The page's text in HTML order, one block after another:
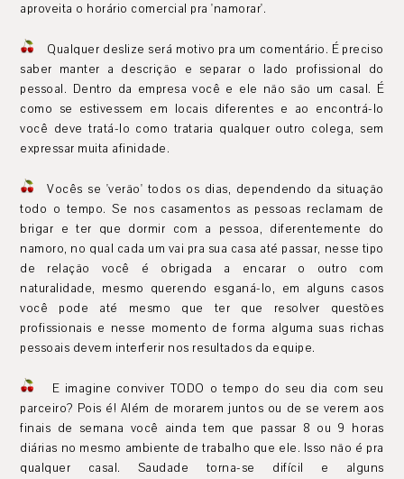
aproveita o horário comercial pra 'namorar'.
Qualquer deslize será motivo pra um comentário. É preciso
saber manter a descrição e separar o lado profissional do
pessoal. Dentro da empresa você e ele não são um casal. É
como se estivessem em locais diferentes e ao encontrá-lo
você deve tratá-lo como trataria qualquer outro colega, sem
expressar muita afinidade.
Vocês se 'verão' todos os dias, dependendo da situação
todo o tempo. Se nos casamentos as pessoas reclamam de
brigar e ter que dormir com a pessoa, diferentemente do
namoro, no qual cada um vai pra sua casa até passar, nesse tipo
de relação você é obrigada a encarar o outro com
naturalidade, mesmo querendo esganá-lo, em alguns casos
você pode até mesmo que ter que resolver questões
profissionais e nesse momento de forma alguma suas richas
pessoais devem interferir nos resultados da equipe.
E imagine conviver TODO o tempo do seu dia com seu
parceiro? Pois é! Além de morarem juntos ou de se verem aos
finais de semana você ainda tem que passar 8 ou 9 horas
diárias no mesmo ambiente de trabalho que ele. Isso não é pra
qualquer casal. Saudade torna-se difícil e alguns